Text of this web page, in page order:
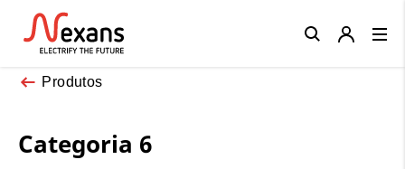
Produtos
Categoria 6
Close